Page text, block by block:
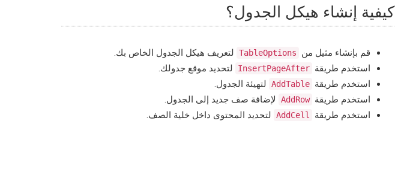
كيفية إنشاء هيكل الجدول؟
قم بإنشاء مثيل من TableOptions لتعريف هيكل الجدول الخاص بك.
استخدم طريقة InsertPageAfter
لتحديد موقع جدولك.
استخدم طريقة AddTable لتهيئة الجدول.
استخدم طريقة AddRow
لإضافة صف جديد إلى الجدول.
استخدم طريقة
AddCell لتحديد المحتوى داخل خلية الصف.